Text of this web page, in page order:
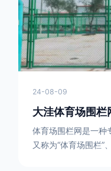
然后类推，一套一套
会损坏油漆表面 。
24-08-09
大洼体育场围栏
体育场围栏网是一种
又称为“体育场围栏”